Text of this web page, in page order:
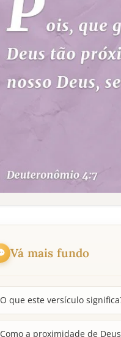
Vá mais fundo
O que este versículo
Como a proximidade de